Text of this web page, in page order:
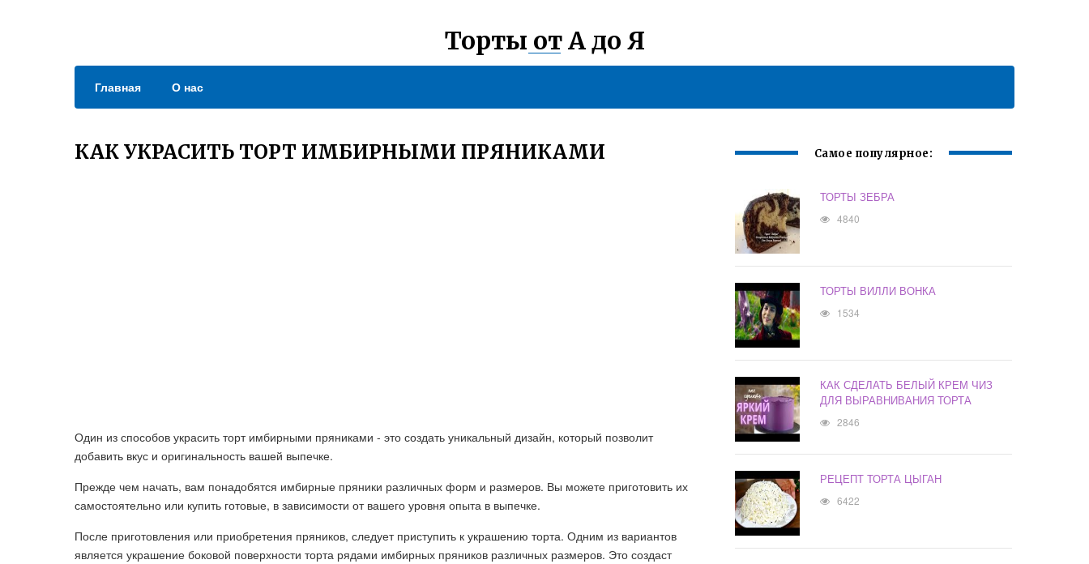
Торты от А до Я
Главная О нас
КАК УКРАСИТЬ ТОРТ ИМБИРНЫМИ ПРЯНИКАМИ
Один из способов украсить торт имбирными пряниками - это создать уникальный дизайн, который позволит
добавить вкус и оригинальность вашей выпечке.
Прежде чем начать, вам понадобятся имбирные пряники различных форм и размеров. Вы можете приготовить их
самостоятельно или купить готовые, в зависимости от вашего уровня опыта в выпечке.
После приготовления или приобретения пряников, следует приступить к украшению торта. Одним из вариантов
является украшение боковой поверхности торта рядами имбирных пряников различных размеров. Это создаст
Самое популярное:
ТОРТЫ ЗЕБРА
4840
ТОРТЫ ВИЛЛИ ВОНКА
1534
КАК СДЕЛАТЬ БЕЛЫЙ КРЕМ ЧИЗ
ДЛЯ ВЫРАВНИВАНИЯ ТОРТА
2846
РЕЦЕПТ ТОРТА ЦЫГАН
6422